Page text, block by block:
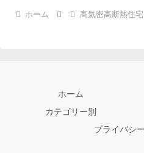
ホーム 高気密高断熱住宅
ホーム
カテゴリー別
プライバシ